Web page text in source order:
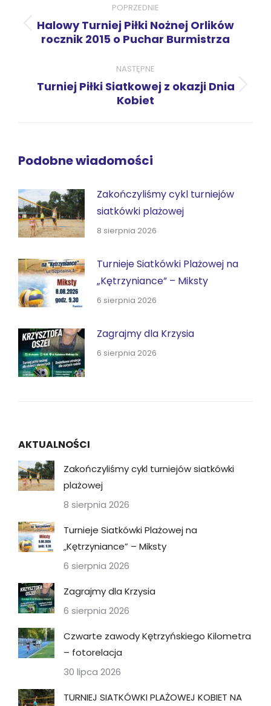
POPRZEDNIE
Poprzedni
wpis:
Halowy Turniej Piłki Nożnej Orlików
rocznik 2015 o Puchar Burmistrza
NASTĘPNE
Następny
wpis:
Turniej Piłki Siatkowej z okazji Dnia
Kobiet
Podobne wiadomości
Zakończyliśmy cykl turniejów
siatkówki plażowej
8 sierpnia 2026
Turnieje Siatkówki Plażowej na
„Kętrzyniance” – Miksty
6 sierpnia 2026
Zagrajmy dla Krzysia
6 sierpnia 2026
AKTUALNOŚCI
Zakończyliśmy cykl turniejów siatkówki
plażowej
8 sierpnia 2026
Turnieje Siatkówki Plażowej na
„Kętrzyniance” – Miksty
6 sierpnia 2026
Zagrajmy dla Krzysia
6 sierpnia 2026
Czwarte zawody Kętrzyńskiego Kilometra
– fotorelacja
30 lipca 2026
TURNIEJ SIATKÓWKI PLAŻOWEJ KOBIET NA